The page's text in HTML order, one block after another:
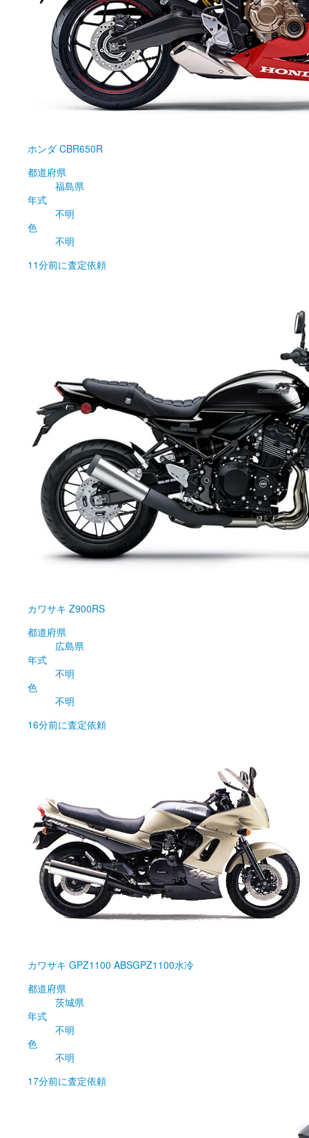
ホンダ CBR650R
都道府県
福島県
年式
不明
色
不明
11分前に査定依頼
カワサキ Z900RS
都道府県
広島県
年式
不明
色
不明
16分前に査定依頼
カワサキ GPZ1100 ABSGPZ1100水冷
都道府県
茨城県
年式
不明
色
不明
17分前に査定依頼